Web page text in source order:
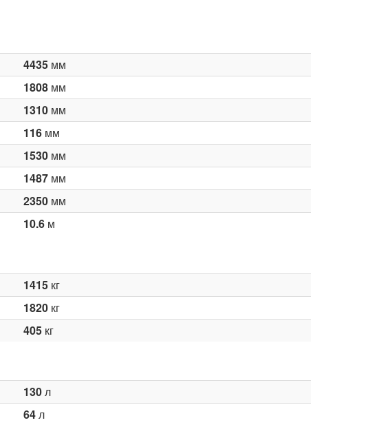
4435мм
1808мм
1310мм
116мм
1530мм
1487мм
2350мм
10.6м
1415кг
1820кг
405кг
130л
64л